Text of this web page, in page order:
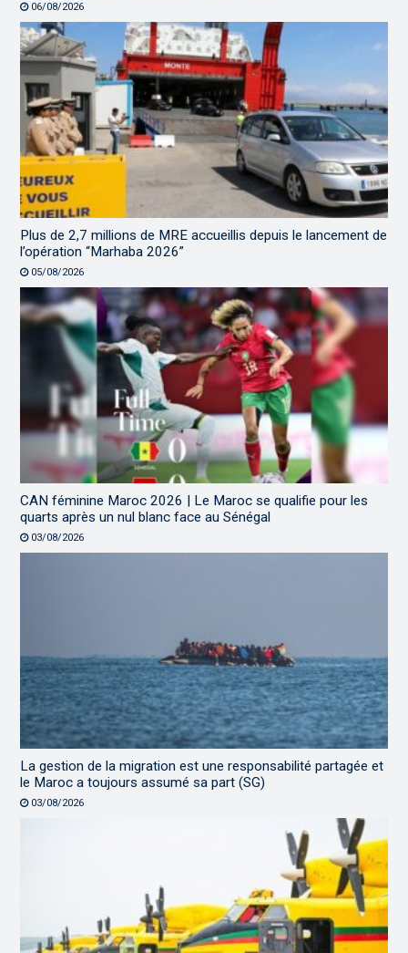
06/08/2026
Plus de 2,7 millions de MRE accueillis depuis le lancement de
l’opération “Marhaba 2026”
05/08/2026
CAN féminine Maroc 2026 | Le Maroc se qualifie pour les
quarts après un nul blanc face au Sénégal
03/08/2026
La gestion de la migration est une responsabilité partagée et
le Maroc a toujours assumé sa part (SG)
03/08/2026